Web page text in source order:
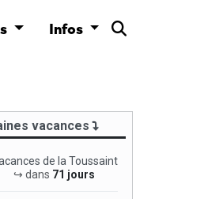
Infos
vacances
de la Toussaint
↪ dans 71 jours